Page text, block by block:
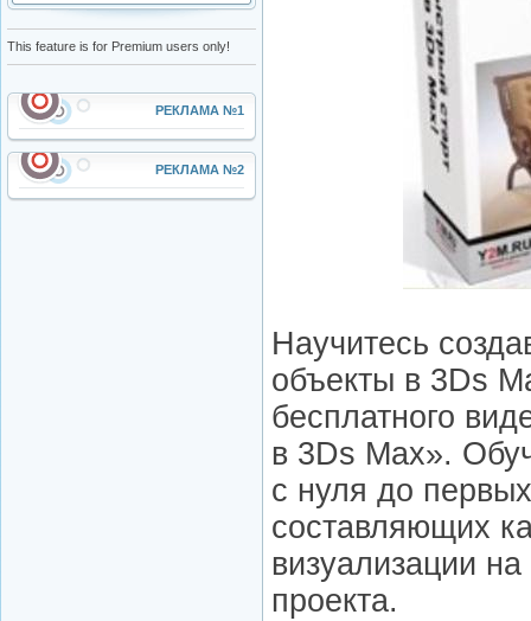
This feature is for Premium users only!
РЕКЛАМА №1
РЕКЛАМА №2
Научитесь
объекты в 3Ds
бесплатного
в 3Ds Max».
с нуля до
составляющих
визуализации
проекта.